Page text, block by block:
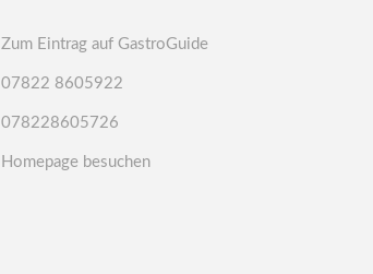
Zum Eintrag auf GastroGuide
07822 8605922
078228605726
Homepage besuchen